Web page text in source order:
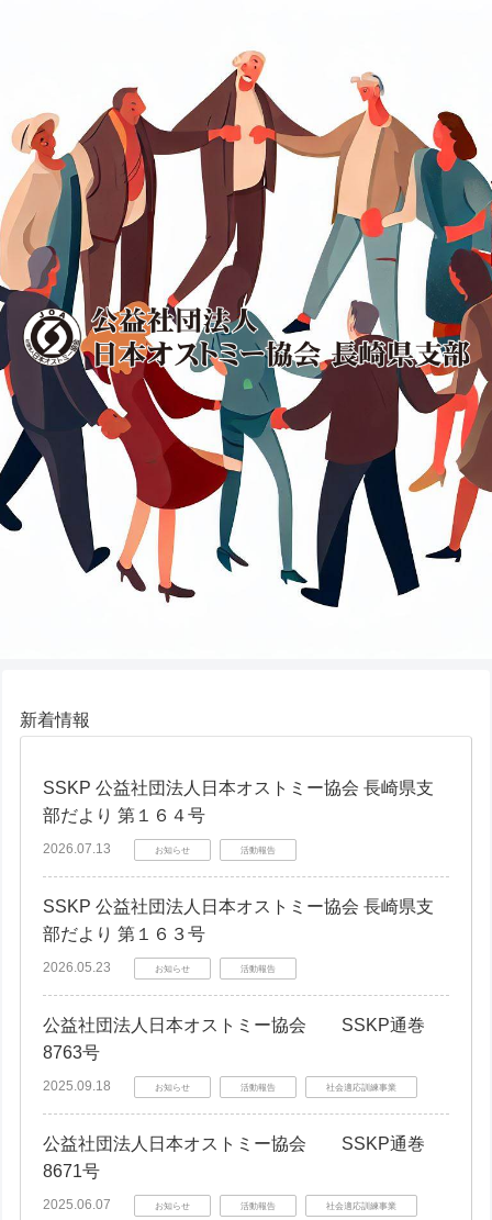
新着情報
SSKP 公益社団法人日本オストミー協会 長崎県支
部だより 第１６４号
2026.07.13 お知らせ 活動報告
SSKP 公益社団法人日本オストミー協会 長崎県支
部だより 第１６３号
2026.05.23 お知らせ 活動報告
公益社団法人日本オストミー協会 SSKP通巻
8763号
2025.09.18 お知らせ 活動報告 社会適応訓練事業
公益社団法人日本オストミー協会 SSKP通巻
8671号
2025.06.07 お知らせ 活動報告 社会適応訓練事業